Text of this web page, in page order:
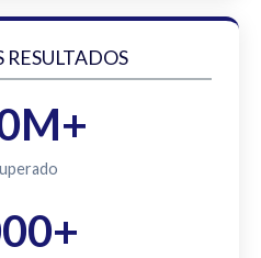
RESULTADOS